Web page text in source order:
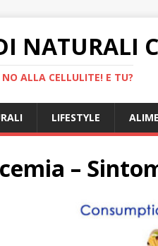
NATURALI
ALLA CELLULITE! E TU?
LIFESTYLE
–